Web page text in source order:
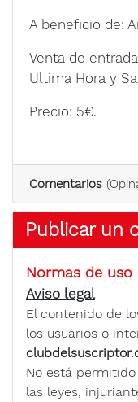
A beneficio de:
Venta de
Ultima Hora y
Precio: 5€.
Comentarios (
Publicar un
Normas de uso
Aviso legal
El contenido de
los usuarios o
No está
las leyes,